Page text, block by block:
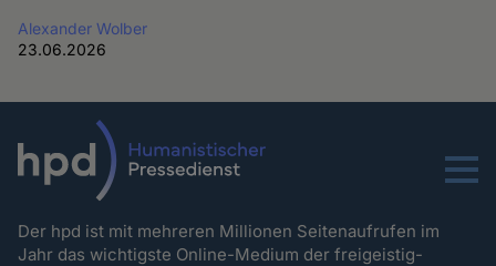
Alexander Wolber
23.06.2026
Menu
Der hpd ist mit mehreren Millionen Seitenaufrufen im
Jahr das wichtigste Online-Medium der freigeistig-